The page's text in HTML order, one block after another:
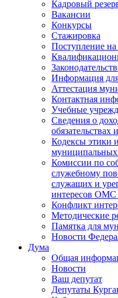
Кадровый
Вакансии
Конкурсы
Стажировка
Поступление
Информация
Аттестация
Контактная
Учебные
Сведения о
обязательствах
Кодексы этики
муниципальных
Комиссии по
служебному
служащих и
интересов ОМС
Конфликт
Методические
Памятка для
Новости
Дума
Общая
Новости
Ваш депутат
Депутаты